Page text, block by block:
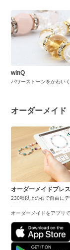
winQ
パワーストーンをかわい
オーダーメイド
オーダーメイドブレ
230種以上の石で自由にデ
オーダーメイドをアプリで